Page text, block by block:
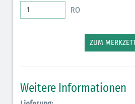
Koagulantien (hellgrau/weiß
Bronchodilatatoren (blau-braun)
Inodilatatoren (rot-grün)
RO
ZUM
Weitere Informationen